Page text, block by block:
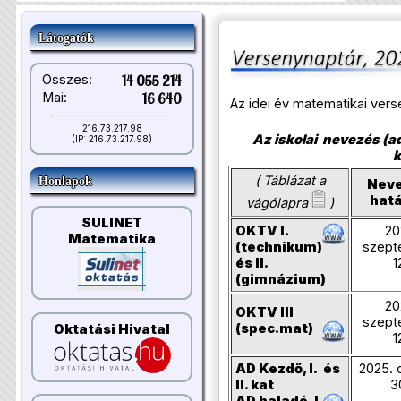
Látogatók
Összes: 14 055 214
Mai: 16 640
216.73.217.98
(IP: 216.73.217.98)
Honlapok
SULINET
Matematika
Oktatási Hivatal
Az idei év matematikai
Az iskolai nevezés
( Táblázat a
vágólapra
)
OKTV I.
(technikum)
és II.
(gimnázium)
OKTV III
(spec.mat)
AD Kezdő, I. és
II. kat
2025.